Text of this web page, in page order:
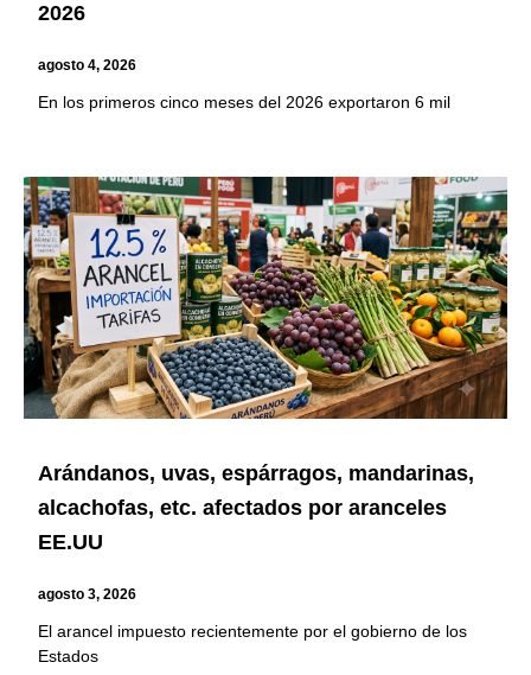
2026
agosto 4, 2026
En los primeros cinco meses del 2026 exportaron 6 mil
Arándanos, uvas, espárragos, mandarinas,
alcachofas, etc. afectados por aranceles
EE.UU
agosto 3, 2026
El arancel impuesto recientemente por el gobierno de los
Estados